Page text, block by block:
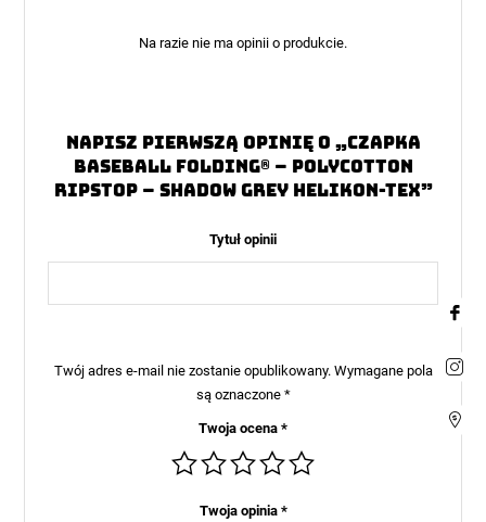
Na razie nie ma opinii o produkcie.
Napisz pierwszą opinię o „Czapka
Baseball FOLDING® – PolyCotton
Ripstop – Shadow Grey Helikon-Tex”
Tytuł opinii
Twój adres e-mail nie zostanie opublikowany. Wymagane pola
są oznaczone *
Twoja ocena *
Twoja opinia *